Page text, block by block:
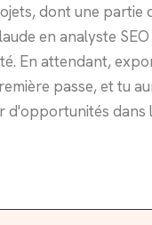
dont une partie
en analyste
En attendant,
passe, et tu
d'opportunités dans